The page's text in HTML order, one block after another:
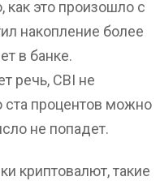
как это произошло с
накопление более
в банке.
речь, CBI не
ста процентов можно
не попадет.
криптовалют, такие